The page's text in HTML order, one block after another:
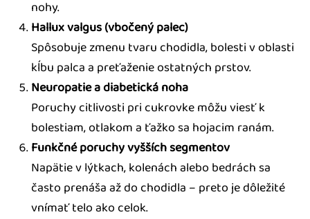
nohy.
Hallux valgus (vbočený palec)
Spôsobuje zmenu tvaru chodidla, bolesti v oblasti
kĺbu palca a preťaženie ostatných prstov.
Neuropatie a diabetická noha
Poruchy citlivosti pri cukrovke môžu viesť k
bolestiam, otlakom a ťažko sa hojacim ranám.
Funkčné poruchy vyšších segmentov
Napätie v lýtkach, kolenách alebo bedrách sa
často prenáša až do chodidla – preto je dôležité
vnímať telo ako celok.